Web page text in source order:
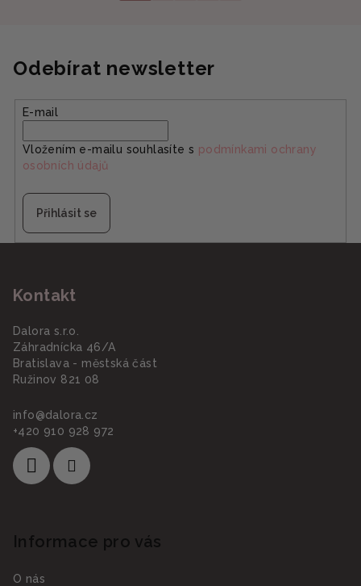
Odebírat newsletter
E-mail
Vložením e-mailu souhlasíte s podmínkami ochrany
osobních údajů
Přihlásit se
Kontakt
Dalora s.r.o.
Záhradnícka 46/A
Bratislava - městská část
Ružinov 821 08
info@dalora.cz
+420 910 928 972
Informace pro vás
O nás